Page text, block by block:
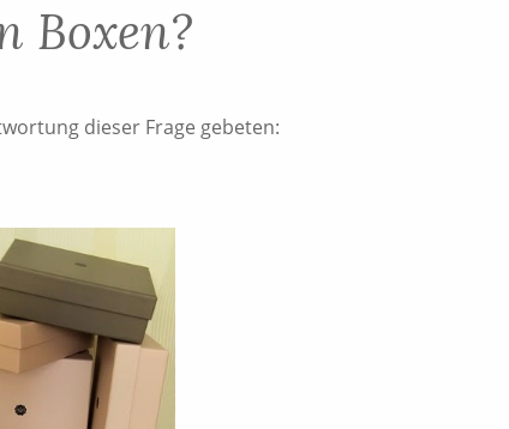
Boxen?
dieser Frage gebeten: